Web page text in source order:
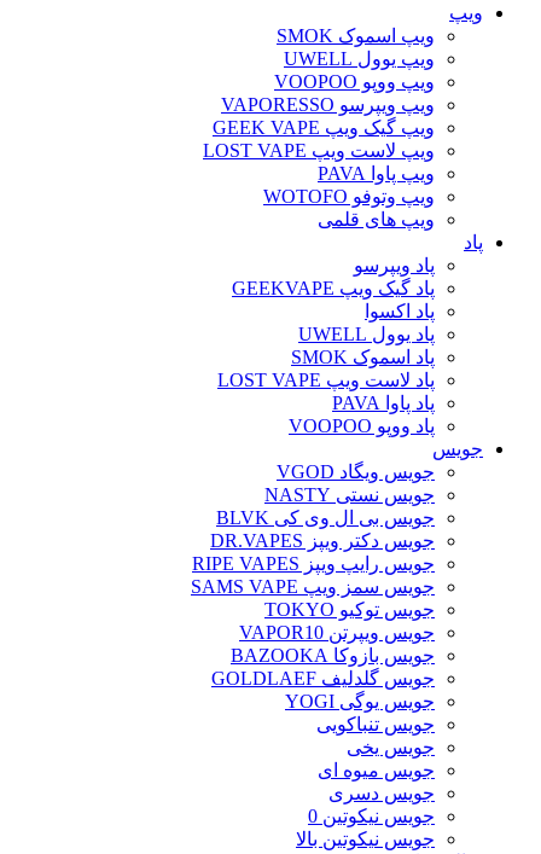
ویپ‌
ویپ اسموک SMOK
ویپ یوول UWELL
ویپ ووپو VOOPOO
ویپ ویپرسو VAPORESSO
ویپ گیک ویپ GEEK VAPE
ویپ لاست ویپ LOST VAPE
ویپ پاوا PAVA
ویپ وتوفو WOTOFO
ویپ های قلمی
پاد
پاد ویپرسو
پاد گیک ویپ GEEKVAPE
پاد اکسوا
پاد یوول UWELL
پاد اسموک SMOK
پاد لاست ویپ LOST VAPE
پاد پاوا PAVA
پاد ووپو VOOPOO
جویس‌
جویس ویگاد VGOD
جویس نستی NASTY
جویس بی ال وی کی BLVK
جویس دکتر ویپز DR.VAPES
جویس رایپ ویپز RIPE VAPES
جویس سمز ویپ SAMS VAPE
جویس توکیو TOKYO
جویس ویپرتن VAPOR10
جویس بازوکا BAZOOKA
جویس گلدلیف GOLDLAEF
جویس یوگی YOGI
جویس تنباکویی
جویس یخی
جویس میوه ای
جویس دسری
جویس نیکوتین 0
جویس نیکوتین بالا